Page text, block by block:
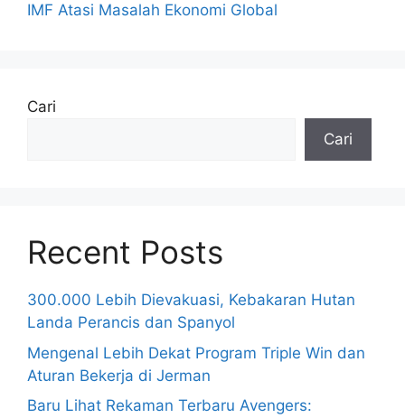
IMF Atasi Masalah Ekonomi Global
Cari
Cari
Recent Posts
300.000 Lebih Dievakuasi, Kebakaran Hutan
Landa Perancis dan Spanyol
Mengenal Lebih Dekat Program Triple Win dan
Aturan Bekerja di Jerman
Baru Lihat Rekaman Terbaru Avengers: